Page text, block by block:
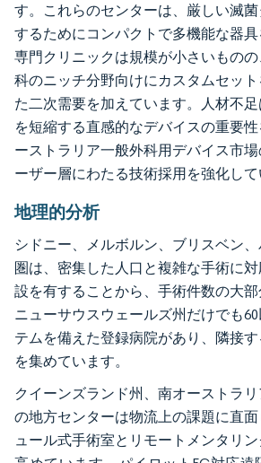
す。これらのセンターは、厳しい滅
するためにコンパクトで多機能な器具
専門クリニックは規模が小さいもの
科のニッチ分野向けにカスタムセッ
た二次需要を加えています。人材不
を短縮する直感的なデバイスの重要
ーストラリア一般外科用デバイス市
ーザー層にわたる技術採用を強化して
地理的分析
シドニー、メルボルン、ブリスベン
圏は、密集した人口と複雑な手術に
設を有することから、手術件数の大部
ニューサウスウェールズ州だけでも
テムを備えた登録病院があり、隣接
を集めています。
クイーンズランド州、南オーストラ
の地方センターは物流上の課題に直
ュール式手術室とリモートメンタリ